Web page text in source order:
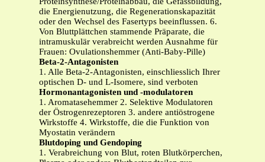
die Energienutzung, die Regenerationskapazität
oder den Wechsel des Fasertyps beeinflussen. 6.
Von Bluttplättchen stammende Präparate, die
intramuskulär verabreicht werden Ausnahme für
Frauen: Ovulationshemmer (Anti-Baby-Pille)
Beta-2-Antagonisten
1. Alle Beta-2-Antagonisten, einschliesslich Ihrer
optischen D- und L-Isomere, sind verboten
Hormonantagonisten und -modulatoren
1. Aromatasehemmer 2. Selektive Modulatoren
der Östrogenrezeptoren 3. andere antiöstrogene
Wirkstoffe 4. Wirkstoffe, die die Funktion von
Myostatin verändern
Blutdoping und Gendoping
1. Verabreichung von Blut, roten Blutkörperchen,